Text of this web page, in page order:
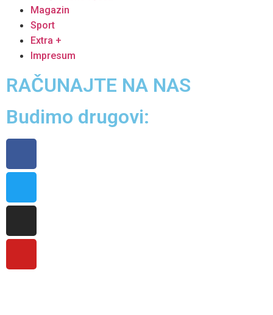
Magazin
Sport
Extra +
Impresum
RAČUNAJTE NA NAS
Budimo drugovi: